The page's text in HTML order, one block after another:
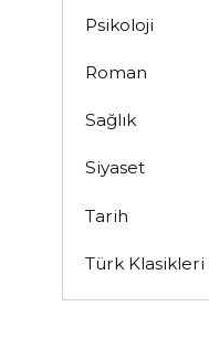
Psikoloji
Roman
Sağlık
Siyaset
Tarih
Türk Klasikleri